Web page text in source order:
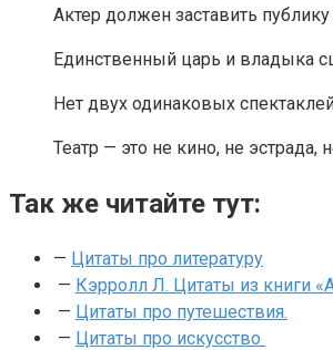
Актер должен заставить
Единственный царь и владыка
Нет двух одинаковых
Театр — это не кино, не
Так же читайте тут:
— Цитаты про литературу
— Кэрролл Л. Цитаты из книги
— Цитаты про путешествия.
— Цитаты про искусство